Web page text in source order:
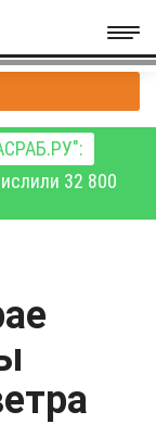
32 800